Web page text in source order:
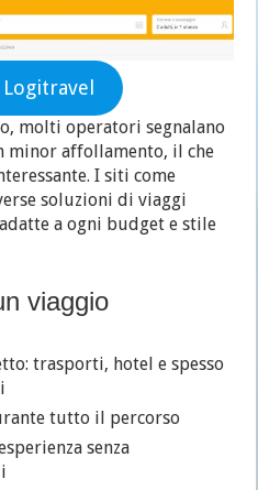
molti operatori segnalano
minor affollamento, il che
I siti come
soluzioni di viaggi
a ogni budget e stile
viaggio
trasporti, hotel e spesso
tutto il percorso
senza